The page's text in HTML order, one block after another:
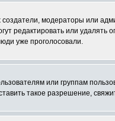
модераторы или
редактировать или
уже проголосовали.
или группам
такое разрешение,